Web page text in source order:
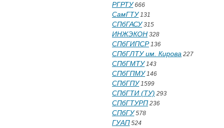
РГРТУ666
СамГТУ131
СПбГАСУ315
ИНЖЭКОН 328
СПбГИПСР136
СПбГЛТУ им. Кирова 227
СПбГМТУ143
СПбГПМУ146
СПбГПУ1599
СПбГТИ (ТУ) 293
СПбГТУРП 236
СПбГУ578
ГУАП 524